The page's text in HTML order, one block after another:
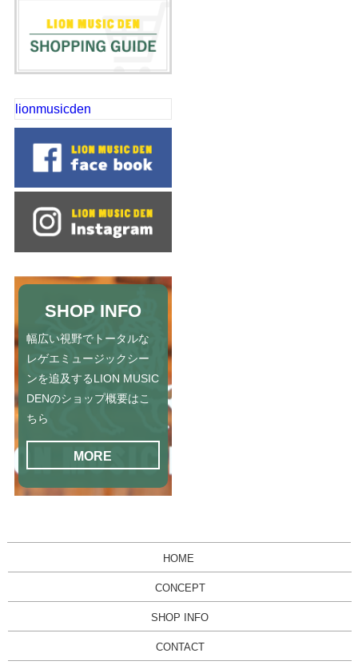
lionmusicden
SHOP INFO
幅広い視野でトータルな
レゲエミュージックシー
ンを追及するLION MUSIC
DENのショップ概要はこ
ちら
MORE
HOME
CONCEPT
SHOP INFO
CONTACT